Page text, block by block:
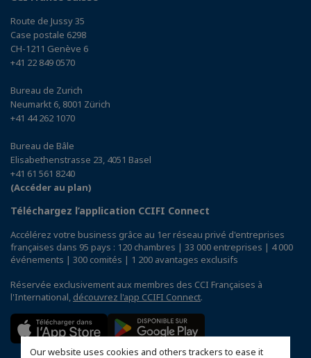
Our website uses cookies and others trackers to ease it
Route de Jussy 35
Case postale 6298
CH-1211 Genève 6
+41 22 849 0570
Bureau de Zurich
Neumarkt 6, 8001 Zürich
+41 44 262 1070
Bureau de Bâle
Elisabethenstrasse 23, 4051 Basel
+41 61 561 8240
(Accéder au plan)
Téléchargez l’application CCIFI Connect
Accélérez votre business grâce au 1er réseau privé d'entreprises
françaises dans 95 pays : 120 chambres | 33 000 entreprises | 4 000
événements | 300 comités | 1 200 avantages exclusifs
Réservée exclusivement aux membres des CCI Françaises à
l'International, découvrez l'app CCIFI Connect.